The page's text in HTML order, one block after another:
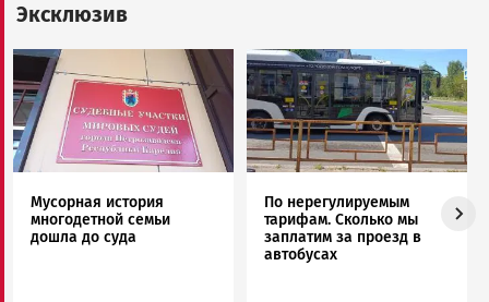
Эксклюзив
Image
Мусорная история
многодетной семьи
дошла до суда
Image
По нерегулируемым
тарифам. Сколько мы
заплатим за проезд в
автобусах